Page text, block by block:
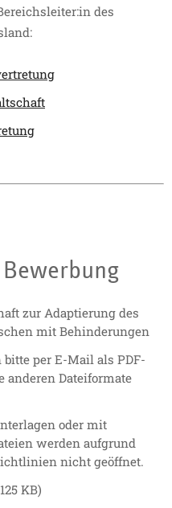
des
zur Adaptierung des
mit Behinderungen
per E-Mail als PDF-
anderen Dateiformate
oder mit
werden aufgrund
nicht geöffnet.
KB)